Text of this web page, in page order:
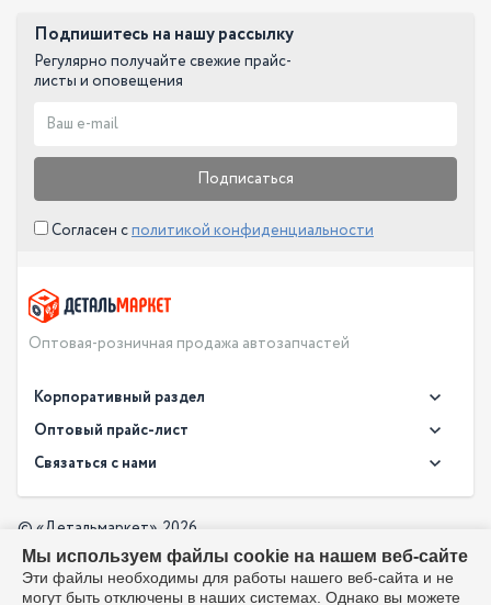
Подпишитесь на нашу рассылку
Регулярно получайте свежие прайс-
листы и оповещения
Подписаться
Согласен сполитикой конфиденциальности
Оптовая-розничная продажа автозапчастей
Корпоративный раздел
Новости
О компании
Доставка
Оптовый прайс-лист
Оплата
Производители
Политика в отношении обработки персональных данных
Оптовый прайс-лист
Скачать прайс в PDF
Связаться с нами
info@detalmarket.ru
© «Детальмаркет», 2026
Разработка:
Мы используем файлы cookie на нашем веб-сайте
Эти файлы необходимы для работы нашего веб-сайта и не
могут быть отключены в наших системах. Однако вы можете